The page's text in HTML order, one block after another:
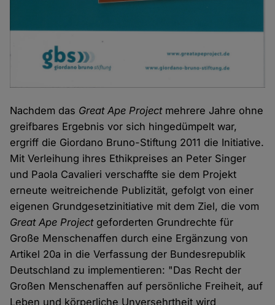
Nachdem das Great Ape Projectmehrere Jahre ohne
greifbares Ergebnis vor sich hingedümpelt war,
ergriff die Giordano Bruno-Stiftung 2011 die Initiative.
Mit Verleihung ihres Ethikpreises an Peter Singer
und Paola Cavalieri verschaffte sie dem Projekt
erneute weitreichende Publizität, gefolgt von einer
eigenen Grundgesetzinitiative mit dem Ziel, die vom
Great Ape Projectgeforderten Grundrechte für
Große Menschenaffen durch eine Ergänzung von
Artikel 20a in die Verfassung der Bundesrepublik
Deutschland zu implementieren: "Das Recht der
Großen Menschenaffen auf persönliche Freiheit, auf
Leben und körperliche Unversehrtheit wird